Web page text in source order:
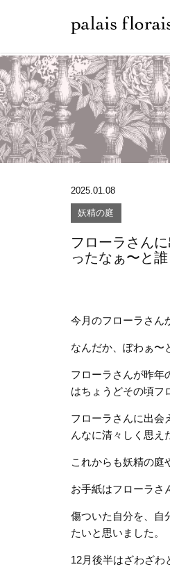
2025.01.08
妖精の庭
フローラさん
ったなぁ〜と
今月のフローラさん
なんだか、ぽわぁ〜
フローラさんが昨年
はちょうどその頃フ
フローラさんに出会
んなに清々しく思え
これからも妖精の庭
お手紙はフローラさ
傷ついた自分を、自
たいと思いました。
12月後半はざわざわ